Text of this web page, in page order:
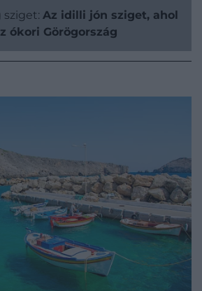
Az idilli jón sziget, ahol
ókori Görögország